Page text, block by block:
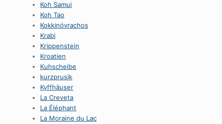
Koh Samui
Koh Tao
Kokkinóvrachos
Krabi
Krippenstein
Kroatien
Kuhscheibe
kurzprusik
Kyffhäuser
La Creveta
La Éléphant
La Moraine du Lac